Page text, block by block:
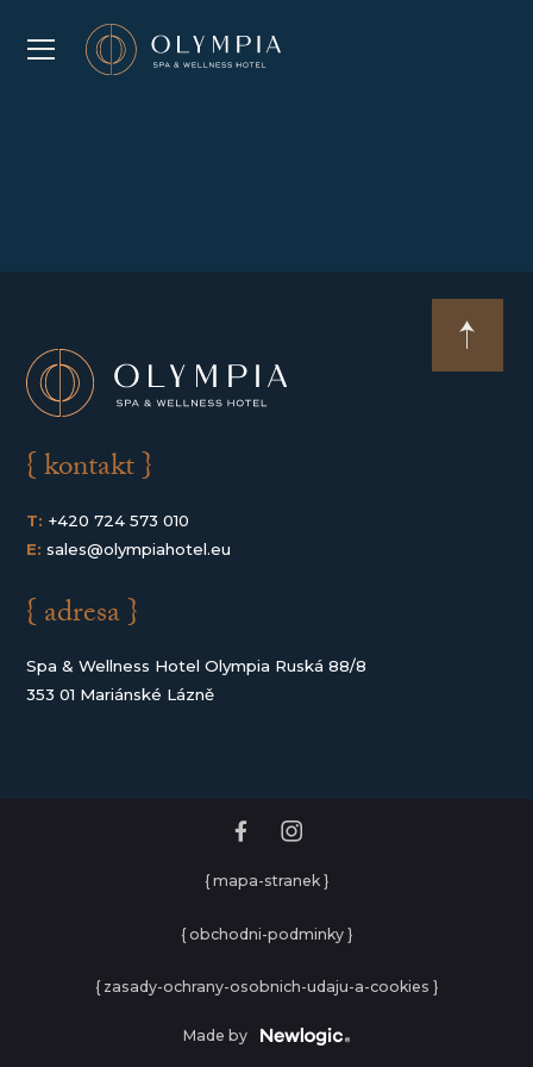
{ kontakt }
T: +420 724 573 010
E: sales@olympiahotel.eu
{ adresa }
Spa & Wellness Hotel Olympia Ruská 88/8
353 01 Mariánské Lázně
{ mapa-stranek }
{ obchodni-podminky }
{ zasady-ochrany-osobnich-udaju-a-cookies }
Made by